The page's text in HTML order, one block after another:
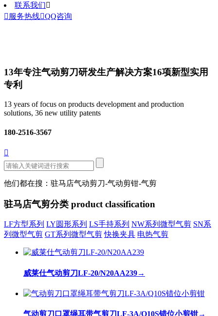
联系我们
 服务热线QQ咨询
13年专注气动剪刀研发生产解决方案16项新型实用
专利
13 years of focus on products development and production
solutions, 36 new utility patents
180-2516-3567

他们都在搜：驻马店气动剪刀-气动剪钳-气剪
驻马店气剪分类 product classification
LF方型系列 LY圆形系列 LS手持系列 NW系列微型气剪 SN系
列微型气剪 GT系列微型气剪 快换夹具 电热气剪
威莱仕气动剪刀LF-20/N20AA239→
气动剪刀口罩绳耳带气剪刀LF-3A/Q10S错位小剪钳→